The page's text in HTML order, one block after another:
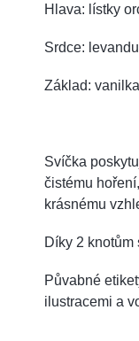
Hlava: lístky
Srdce:
Základ:
Svíčka
čistému
krásnému
Díky 2 knotům
Půvabné
ilustracemi a